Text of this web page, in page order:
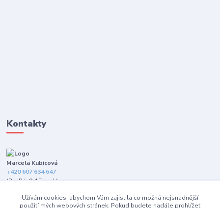
Kontakty
Marcela Kubicová
+420 607 634 647
(Po-Pá, 9-15 hod.)
info@happybarefeet.cz
Užívám cookies, abychom Vám zajistila co možná nejsnadnější
použití mých webových stránek. Pokud budete nadále prohlížet